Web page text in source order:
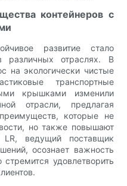
контейнеров с
развитие стало
различных отраслях. В
на экологически чистые
транспортные
крышками изменили
отрасли, предлагая
которые не
но также повышают
LR, ведущий поставщик
осознает важность
стремится удовлетворить